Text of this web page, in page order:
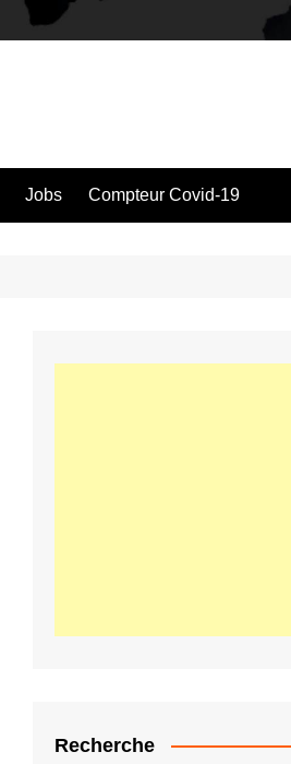
Jobs Compteur Covid-19
Recherche